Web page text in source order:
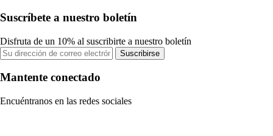
Suscríbete a nuestro boletín
Disfruta de un 10% al suscribirte a nuestro boletín
Suscribirse
Mantente conectado
Encuéntranos en las redes sociales